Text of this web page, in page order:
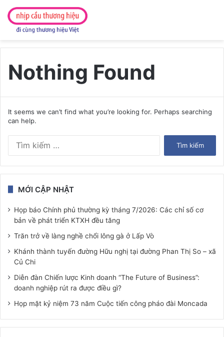
Nothing Found
It seems we can’t find what you’re looking for. Perhaps searching
can help.
MỚI CẬP NHẬT
Họp báo Chính phủ thường kỳ tháng 7/2026: Các chỉ số cơ
bản về phát triển KTXH đều tăng
Trăn trở về làng nghề chổi lông gà ở Lấp Vò
Khánh thành tuyến đường Hữu nghị tại đường Phan Thị So – xã
Củ Chi
Diễn đàn Chiến lược Kinh doanh “The Future of Business”:
doanh nghiệp rút ra được điều gì?
Họp mặt kỷ niệm 73 năm Cuộc tiến công pháo đài Moncada